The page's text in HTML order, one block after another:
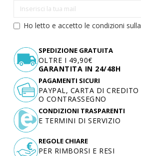
Ho letto e accetto le condizioni sulla
SPEDIZIONE GRATUITA
OLTRE I 49,90€
GARANTITA IN 24/48H
PAGAMENTI SICURI
PAYPAL, CARTA DI CREDITO
O CONTRASSEGNO
CONDIZIONI TRASPARENTI
E TERMINI DI SERVIZIO
REGOLE CHIARE
PER RIMBORSI E RESI